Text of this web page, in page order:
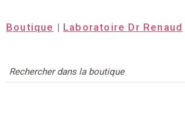
Boutique | Laboratoire Dr Renaud
Magasinez